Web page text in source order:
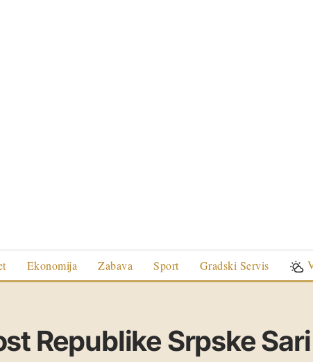
Ekonomija Zabava Sport Gradski Servis
Republike Srpske